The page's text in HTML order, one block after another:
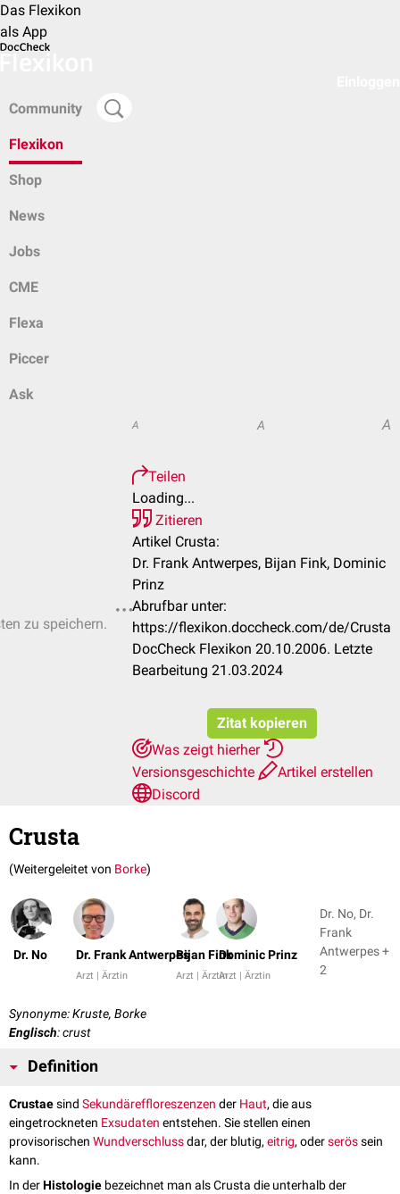
Das Flexikon
als App
Community
Flexikon
Shop
News
Jobs
CME
Flexa
Piccer
Ask
zu speichern.
A A A
Teilen
Loading...
Zitieren
Artikel Crusta:
Dr. Frank Antwerpes, Bijan Fink, Dominic
Prinz
Abrufbar unter:
https://flexikon.doccheck.com/de/Crusta
DocCheck Flexikon 20.10.2006. Letzte
Bearbeitung 21.03.2024
Zitat kopieren
Was zeigt hierher
Versionsgeschichte
Artikel erstellen
Discord
Crusta
(Weitergeleitet von Borke)
Dr. No Dr. Frank Antwerpes
Arzt | Ärztin
Bijan Fink
Arzt | Ärztin
Dominic Prinz
Arzt | Ärztin
Dr. No, Dr.
Frank
Antwerpes +
2
Synonyme: Kruste, Borke
Englisch: crust
Definition
Crustaesind Sekundäreffloreszenzen der Haut, die aus
eingetrockneten Exsudaten entstehen. Sie stellen einen
provisorischen Wundverschlussdar, der blutig, eitrig, oderserössein
kann.
In derHistologie bezeichnet man als Crusta die unterhalb der